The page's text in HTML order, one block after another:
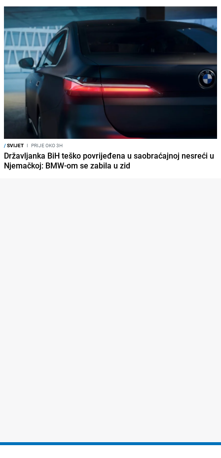
/SVIJET I PRIJE OKO 3H
Državljanka BiH teško povrijeđena u saobraćajnoj nesreći u
Njemačkoj: BMW-om se zabila u zid